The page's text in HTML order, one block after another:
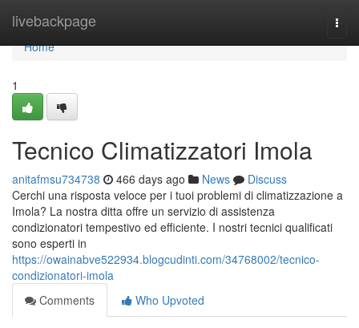
livebackpage
Home
Home
1
Tecnico Climatizzatori Imola
anitafmsu734738 466 days ago News
Discuss
Cerchi una risposta veloce per i tuoi problemi di climatizzazione a
Imola? La nostra ditta offre un servizio di assistenza
condizionatori tempestivo ed efficiente. I nostri tecnici qualificati
sono esperti in
https://owainabve522934.blogcudinti.com/34768002/tecnico-
condizionatori-imola
Comments
Who Upvoted